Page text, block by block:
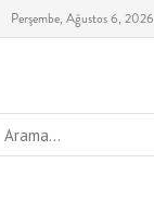
Perşembe, Ağustos 6, 2026